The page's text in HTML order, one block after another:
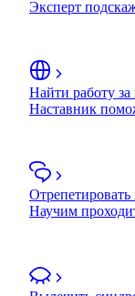
Эксперт
Найти работу за
Наставник
Научим